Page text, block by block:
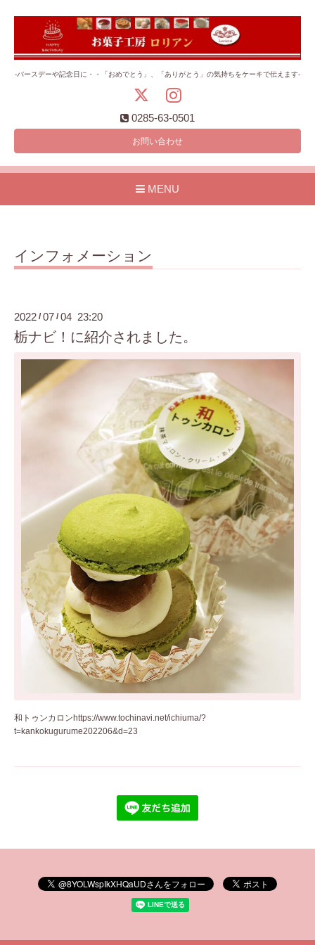
-バースデーや記念日に・・「おめでとう」、「ありがとう」の気持ちをケーキで伝えます-
0285-63-0501
お問い合わせ
MENU
インフォメーション
2022 /07 /04 23:20
栃ナビ！に紹介されました。
和トゥンカロン https://www.tochinavi.net/ichiuma/?
t=kankokugurume202206&d=23